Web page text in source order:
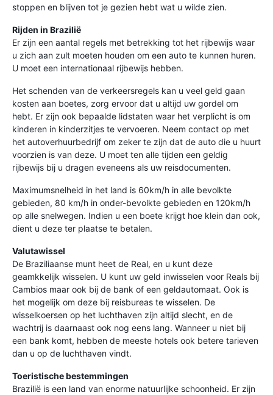
stoppen en blijven tot je gezien hebt wat u wilde zien.
Rijden in Brazilië
Er zijn een aantal regels met betrekking tot het rijbewijs waar
u zich aan zult moeten houden om een auto te kunnen huren.
U moet een internationaal rijbewijs hebben.
Het schenden van de verkeersregels kan u veel geld gaan
kosten aan boetes, zorg ervoor dat u altijd uw gordel om
hebt. Er zijn ook bepaalde lidstaten waar het verplicht is om
kinderen in kinderzitjes te vervoeren. Neem contact op met
het autoverhuurbedrijf om zeker te zijn dat de auto die u huurt
voorzien is van deze. U moet ten alle tijden een geldig
rijbewijs bij u dragen eveneens als uw reisdocumenten.
Maximumsnelheid in het land is 60km/h in alle bevolkte
gebieden, 80 km/h in onder-bevolkte gebieden en 120km/h
op alle snelwegen. Indien u een boete krijgt hoe klein dan ook,
dient u deze ter plaatse te betalen.
Valutawissel
De Braziliaanse munt heet de Real, en u kunt deze
geamkkelijk wisselen. U kunt uw geld inwisselen voor Reals bij
Cambios maar ook bij de bank of een geldautomaat. Ook is
het mogelijk om deze bij reisbureas te wisselen. De
wisselkoersen op het luchthaven zijn altijd slecht, en de
wachtrij is daarnaast ook nog eens lang. Wanneer u niet bij
een bank komt, hebben de meeste hotels ook betere tarieven
dan u op de luchthaven vindt.
Toeristische bestemmingen
Brazilië is een land van enorme natuurlijke schoonheid. Er zijn